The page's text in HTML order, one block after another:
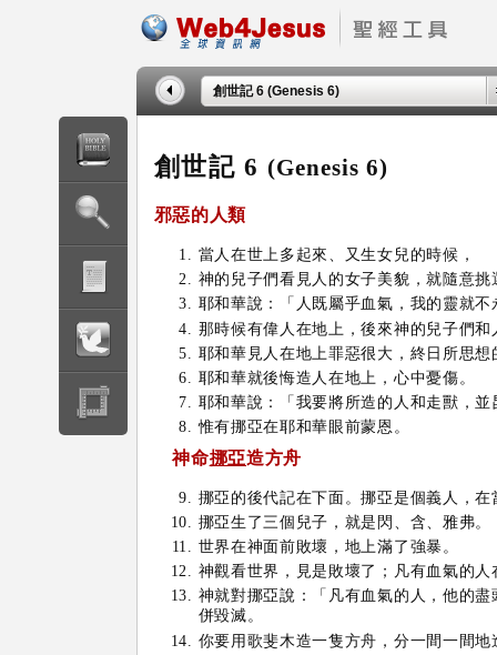
創世記 6 (Genesis 6)
創世記 6 (Genesis 6)
邪惡的人類
當人在世上多起來、又生女兒的時候，
神的兒子們看見人的女子美貌，就隨意挑
耶和華說：「人既屬乎血氣，我的靈就
那時候有偉人在地上，後來神的兒子們
耶和華見人在地上罪惡很大，終日所思想
耶和華就後悔造人在地上，心中憂傷。
耶和華說：「我要將所造的人和走獸，
惟有挪亞在耶和華眼前蒙恩。
神命挪亞造方舟
挪亞的後代記在下面。挪亞是個義人，
挪亞生了三個兒子，就是閃、含、雅弗。
世界在神面前敗壞，地上滿了強暴。
神觀看世界，見是敗壞了；凡有血氣的
神就對挪亞說：「凡有血氣的人，他的
併毀滅。
你要用歌斐木造一隻方舟，分一間一間